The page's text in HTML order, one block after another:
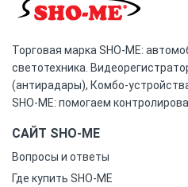
Торговая марка SHO-ME:
светотехника.
(антирадары), Комбо-
SHO-ME: помогаем
САЙТ SHO-ME
Вопросы и ответы
Где купить SHO-ME